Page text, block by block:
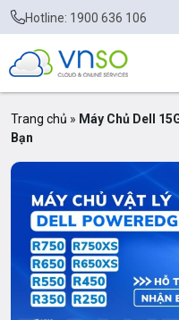
Hotline: 1900 636 106
Trang chủ » Máy Chủ Dell
Bạn